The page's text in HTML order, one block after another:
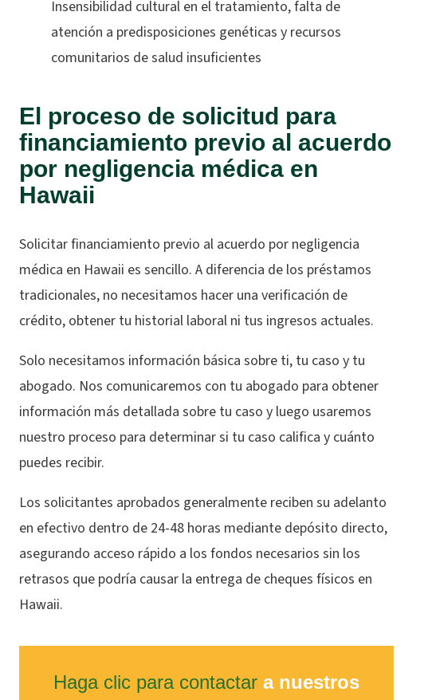
Insensibilidad cultural en el tratamiento, falta de
atención a predisposiciones genéticas y recursos
comunitarios de salud insuficientes
El proceso de solicitud para
financiamiento previo al acuerdo
por negligencia médica en
Hawaii
Solicitar financiamiento previo al acuerdo por negligencia
médica en Hawaii es sencillo. A diferencia de los préstamos
tradicionales, no necesitamos hacer una verificación de
crédito, obtener tu historial laboral ni tus ingresos actuales.
Solo necesitamos información básica sobre ti, tu caso y tu
abogado. Nos comunicaremos con tu abogado para obtener
información más detallada sobre tu caso y luego usaremos
nuestro proceso para determinar si tu caso califica y cuánto
puedes recibir.
Los solicitantes aprobados generalmente reciben su adelanto
en efectivo dentro de 24-48 horas mediante depósito directo,
asegurando acceso rápido a los fondos necesarios sin los
retrasos que podría causar la entrega de cheques físicos en
Hawaii.
Haga clic para contactar a nuestros